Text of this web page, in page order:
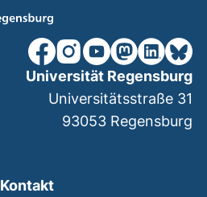
unsere Facebook-Seite
unsere Instagram-
unsere YouTube-
unsereunsere
Kontakt
Universität Regensburg
Universitätsstraße 31
93053 Regensburg